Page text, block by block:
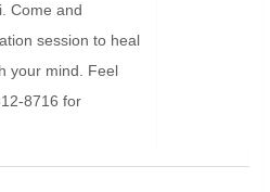
Come and
session to heal
your mind. Feel
8716 for